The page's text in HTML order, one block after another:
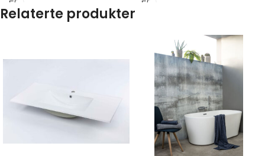
Relaterte produkter